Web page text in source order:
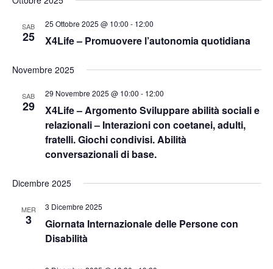
e
N
a
v
g
z
SAB
25
25 Ottobre 2025 @ 10:00 - 12:00
X4Life – Promuovere l’autonomia quotidiana
Novembre 2025
SAB
29
29 Novembre 2025 @ 10:00 - 12:00
X4Life – Argomento Sviluppare abilità sociali e
relazionali – Interazioni con coetanei, adulti,
fratelli. Giochi condivisi. Abilità
conversazionali di base.
Dicembre 2025
MER
3
3 Dicembre 2025
Giornata Internazionale delle Persone con
Disabilità